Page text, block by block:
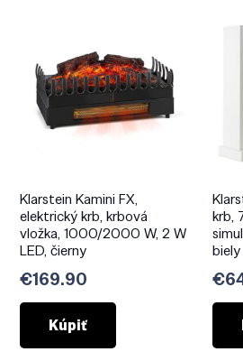
Klarstein Kamini FX,
elektrický krb, krbová
vložka, 1000/2000 W, 2 W
LED, čierny
€169.90
Kúpiť
krb,
biely
€